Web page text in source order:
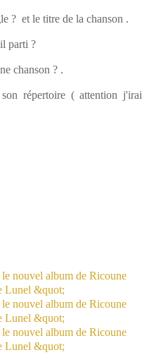
? et le titre de la chanson .
parti ?
chanson ? .
répertoire ( attention j'irai